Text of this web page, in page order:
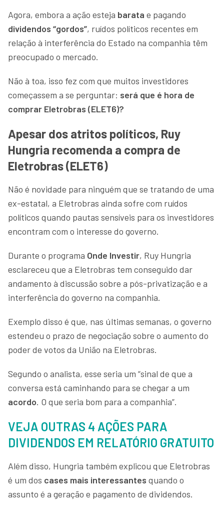
Agora, embora a ação esteja barata e pagando
dividendos “gordos”, ruídos políticos recentes em
relação à interferência do Estado na companhia têm
preocupado o mercado.
Não à toa, isso fez com que muitos investidores
começassem a se perguntar: será que é hora de
comprar Eletrobras (ELET6)?
Apesar dos atritos políticos, Ruy
Hungria recomenda a compra de
Eletrobras (ELET6)
Não é novidade para ninguém que se tratando de uma
ex-estatal, a Eletrobras ainda sofre com ruídos
políticos quando pautas sensíveis para os investidores
encontram com o interesse do governo.
Durante o programa Onde Investir, Ruy Hungria
esclareceu que a Eletrobras tem conseguido dar
andamento à discussão sobre a pós-privatização e a
interferência do governo na companhia.
Exemplo disso é que, nas últimas semanas, o governo
estendeu o prazo de negociação sobre o aumento do
poder de votos da União na Eletrobras.
Segundo o analista, esse seria um “sinal de que a
conversa está caminhando para se chegar a um
acordo. O que seria bom para a companhia”.
VEJA OUTRAS 4 AÇÕES PARA
DIVIDENDOS EM RELATÓRIO GRATUITO
Além disso, Hungria também explicou que Eletrobras
é um dos cases mais interessantes quando o
assunto é a geração e pagamento de dividendos.